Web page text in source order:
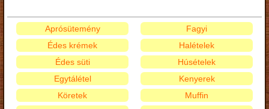
Aprósütemény
Édes krémek
Édes süti
Egytálétel
Fagyi
Halételek
Húsételek
Kenyerek
Köretek
Muffin